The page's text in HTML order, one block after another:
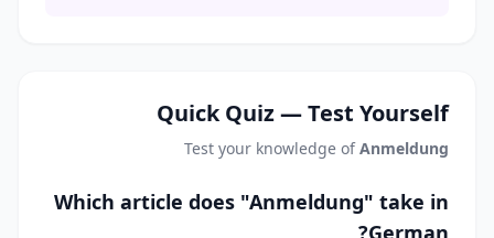
Quick Quiz — Test Yourself
Test your knowledge ofAnmeldung
Which article does "Anmeldung" take in